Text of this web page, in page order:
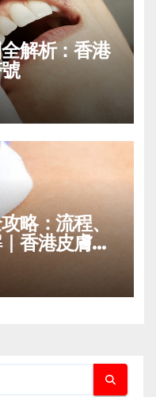
解析：香港
略：流程、
香港皮膚健